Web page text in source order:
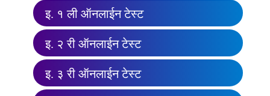
इ. १ ली ऑनलाईन टेस्ट
इ. २ री ऑनलाईन टेस्ट
इ. ३ री ऑनलाईन टेस्ट